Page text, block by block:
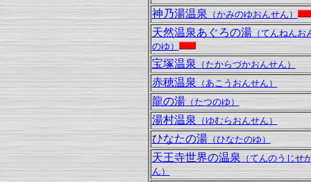
神乃湯温泉（かみのゆおんせん）
天然温泉あぐろの湯（てんねんお
のゆ）
宝塚温泉 （たからづかおんせん）
赤穂温泉（あこうおんせん）
龍の湯（たつのゆ）
湯村温泉 （ゆむらおんせん）
ひなたの湯（ひなたのゆ）
天王寺世界の温泉（てんのうじせ
ん）